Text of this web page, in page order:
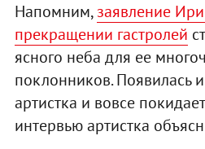
Напомним,заявление
прекращении гастролей
ясного неба для ее
поклонников. Появилась
артистка и вовсе
интервью артистка